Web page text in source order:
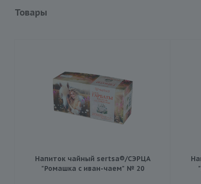
Товары
Напиток чайный sertsa®/СЭРЦА
"Ромашка с иван-чаем" № 20